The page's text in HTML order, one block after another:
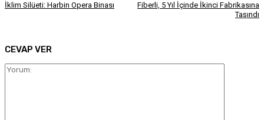
İklim Silüeti: Harbin Opera Binası
Fiberli, 5 Yıl İçinde İkinci Fabrikasına
Taşındı
CEVAP VER